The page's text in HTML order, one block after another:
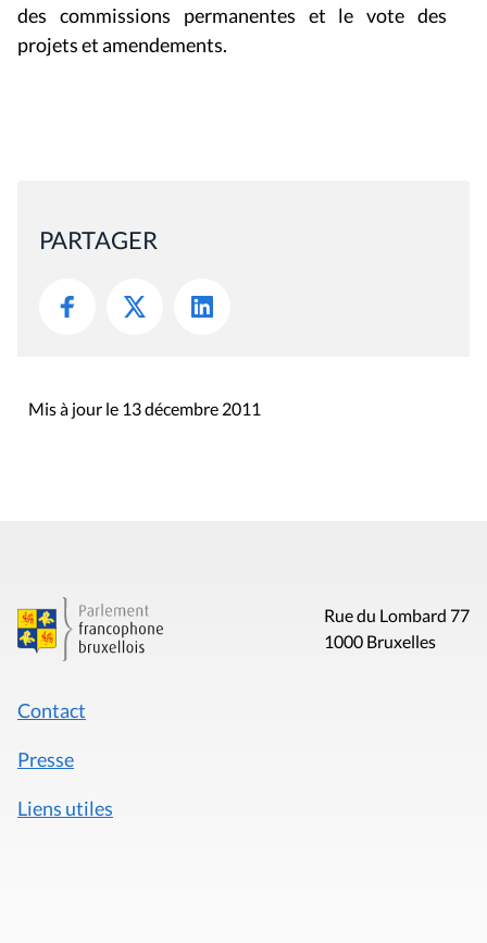
des commissions permanentes et le vote des
projets et amendements.
PARTAGER
Mis à jour le 13 décembre 2011
Rue du Lombard 77
1000 Bruxelles
Contact
Presse
Liens utiles